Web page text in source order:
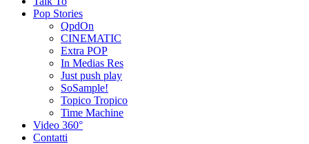
Pop Stories
QpdOn
CINEMATIC
Extra POP
In Medias Res
Just push play
SoSample!
Topico Tropico
Time Machine
Video 360°
Contatti